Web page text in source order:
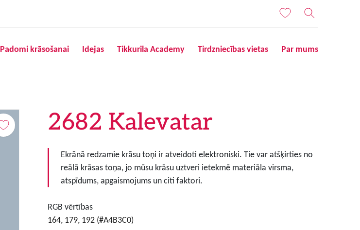
Padomi krāsošanai Idejas Tikkurila Academy Tirdzniecības vietas Par mums
2682 Kalevatar
Ekrānā redzamie krāsu toņi ir atveidoti elektroniski. Tie var atšķirties no
reālā krāsas toņa, jo mūsu krāsu uztveri ietekmē materiāla virsma,
atspīdums, apgaismojums un citi faktori.
RGB vērtības
164, 179, 192 (#A4B3C0)